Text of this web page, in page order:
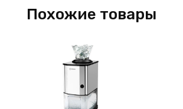
(Китай)
Похожие товары